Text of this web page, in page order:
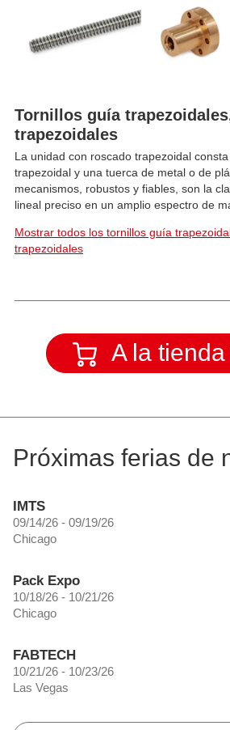
Tornillos guía
trapezoidales
La unidad con roscado trapezoidal
trapezoidal y una tuerca de metal o de
mecanismos, robustos y fiables, son la
lineal preciso en un amplio espectro de
Mostrar todos los tornillos guía
trapezoidales
A la
Próximas ferias de
IMTS
09/14/26 - 09/19/26
Chicago
Pack Expo
10/18/26 - 10/21/26
Chicago
FABTECH
10/21/26 - 10/23/26
Las Vegas